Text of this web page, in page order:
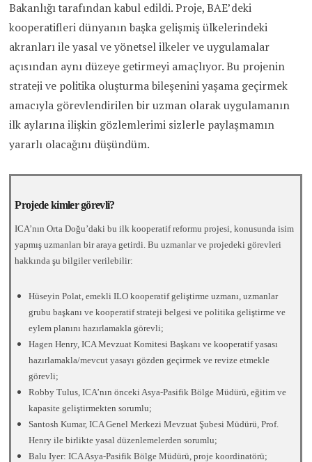
Bakanlığı tarafından kabul edildi. Proje, BAE’deki
kooperatifleri dünyanın başka gelişmiş ülkelerindeki
akranları ile yasal ve yönetsel ilkeler ve uygulamalar
açısından aynı düzeye getirmeyi amaçlıyor. Bu projenin
strateji ve politika oluşturma bileşenini yaşama geçirmek
amacıyla görevlendirilen bir uzman olarak uygulamanın
ilk aylarına ilişkin gözlemlerimi sizlerle paylaşmamın
yararlı olacağını düşündüm.
Projede kimler görevli?
ICA’nın Orta Doğu’daki bu ilk kooperatif reformu projesi, konusunda isim
yapmış uzmanları bir araya getirdi. Bu uzmanlar ve projedeki görevleri
hakkında şu bilgiler verilebilir:
Hüseyin Polat, emekli ILO kooperatif geliştirme uzmanı, uzmanlar
grubu başkanı ve kooperatif strateji belgesi ve politika geliştirme ve
eylem planını hazırlamakla görevli;
Hagen Henry, ICA Mevzuat Komitesi Başkanı ve kooperatif yasası
hazırlamakla/mevcut yasayı gözden geçirmek ve revize etmekle
görevli;
Robby Tulus, ICA’nın önceki Asya-Pasifik Bölge Müdürü, eğitim ve
kapasite geliştirmekten sorumlu;
Santosh Kumar, ICA Genel Merkezi Mevzuat Şubesi Müdürü, Prof.
Henry ile birlikte yasal düzenlemelerden sorumlu;
Balu Iyer: ICA Asya-Pasifik Bölge Müdürü, proje koordinatörü;